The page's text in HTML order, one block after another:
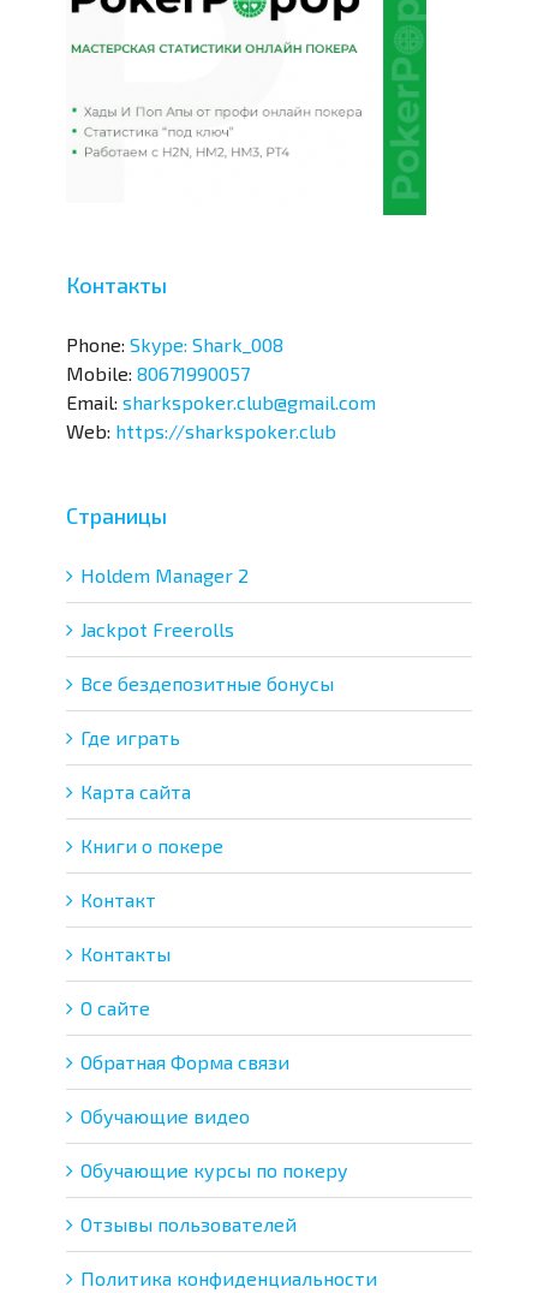
Контакты
Phone: Skype: Shark_008
Mobile: 80671990057
Email: sharkspoker.club@gmail.com
Web: https://sharkspoker.club
Страницы
Holdem Manager 2
Jackpot Freerolls
Все бездепозитные бонусы
Где играть
Карта сайта
Книги о покере
Контакт
Контакты
О сайте
Обратная Форма связи
Обучающие видео
Обучающие курсы по покеру
Отзывы пользователей
Политика конфиденциальности